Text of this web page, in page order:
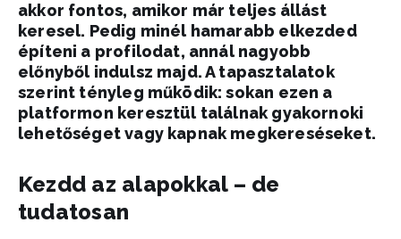
akkor fontos, amikor már teljes állást
keresel. Pedig minél hamarabb elkezded
építeni a profilodat, annál nagyobb
előnyből indulsz majd. A tapasztalatok
szerint tényleg működik: sokan ezen a
platformon keresztül találnak gyakornoki
lehetőséget vagy kapnak megkereséseket.
Kezdd az alapokkal – de
tudatosan